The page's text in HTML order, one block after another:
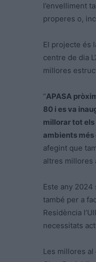
l’envelliment
properes o,
El projecte és
centre de dia
millores
“APASA
80 i es va
millorar tot
ambients
afegint que
altres millores
Este any 2024
també per a
Residència
necessitats
Les millores